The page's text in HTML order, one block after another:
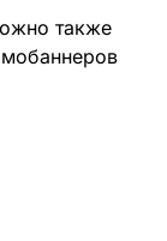
также